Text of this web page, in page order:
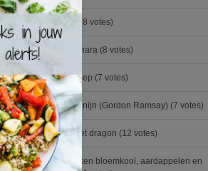
(8 votes)
4.9:Courgette carbonara (8 votes)
4.9:Aziatische preisoep (7 votes)
4.9:Fricassee van konijn (Gordon Ramsay) (7 votes)
4.8:Gestoofde kip met dragon (12 votes)
4.8:Zalm met gebakken bloemkool, aardappelen en
×